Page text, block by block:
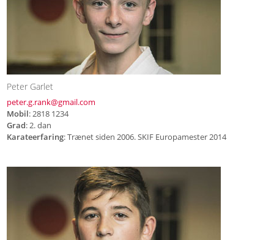
Peter Garlet
peter.g.rank@gmail.com
Mobil: 2818 1234
Grad: 2. dan
Karateerfaring: Trænet siden 2006. SKIF Europamester 2014